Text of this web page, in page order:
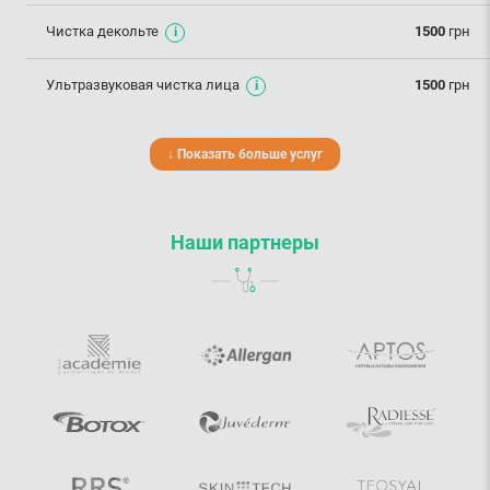
1500 грн
Чистка декольте
1500 грн
Ультразвуковая чистка лица
↓ Показать больше услуг
Наши партнеры